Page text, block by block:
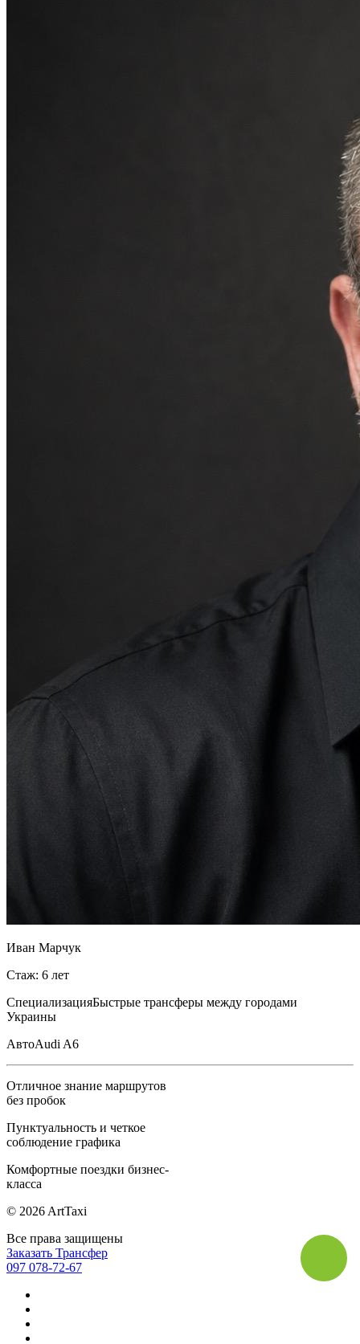
Иван Марчук
Стаж: 6 лет
СпециализацияБыстрые трансферы между городами
Украины
АвтоAudi A6
Отличное знание маршрутов
без пробок
Пунктуальность и четкое
соблюдение графика
Комфортные поездки бизнес-
класса
© 2026 ArtTaxi
Все права защищены
Заказать Трансфер
097 078-72-67